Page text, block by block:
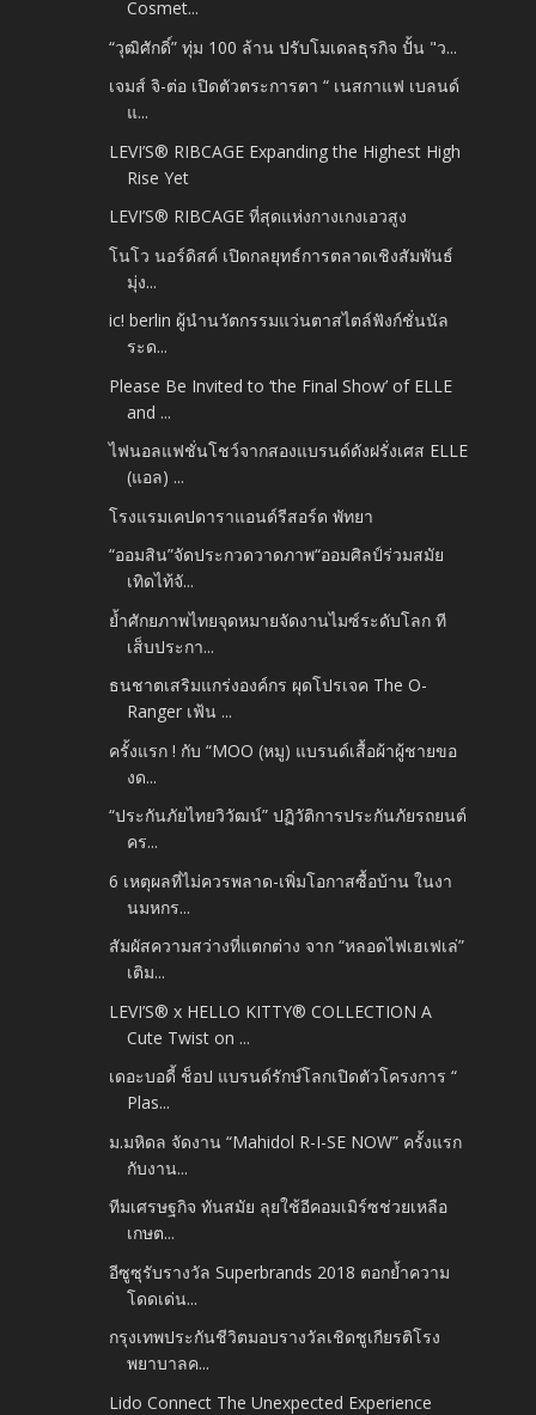
Cosmet...
“วุฒิศักดิ์” ทุ่ม 100 ล้าน ปรับโมเดลธุรกิจ ปั้น "ว...
เจมส์ จิ-ต่อ เปิดตัวตระการตา “ เนสกาแฟ เบลนด์
แ...
LEVI’S® RIBCAGE Expanding the Highest High
Rise Yet
LEVI’S® RIBCAGE ที่สุดแห่งกางเกงเอวสูง
โนโว นอร์ดิสค์ เปิดกลยุทธ์การตลาดเชิงสัมพันธ์
มุ่ง...
ic! berlin ผู้นำนวัตกรรมแว่นตาสไตล์ฟังก์ชั่นนัล
ระด...
Please Be Invited to ‘the Final Show’ of ELLE
and ...
ไฟนอลแฟชั่นโชว์จากสองแบรนด์ดังฝรั่งเศส ELLE
(แอล) ...
โรงแรมเคปดาราแอนด์รีสอร์ด พัทยา
“ออมสิน”จัดประกวดวาดภาพ“ออมศิลป์ร่วมสมัย
เทิดไท้จั...
ย้ำศักยภาพไทยจุดหมายจัดงานไมซ์ระดับโลก ที
เส็บประกา...
ธนชาตเสริมแกร่งองค์กร ผุดโปรเจค The O-
Ranger เฟ้น ...
ครั้งแรก ! กับ “MOO (หมู) แบรนด์เสื้อผ้าผู้ชายขอ
งด...
“ประกันภัยไทยวิวัฒน์” ปฏิวัติการประกันภัยรถยนต์
คร...
6 เหตุผลที่ไม่ควรพลาด-เพิ่มโอกาสซื้อบ้าน ในงา
นมหกร...
สัมผัสความสว่างที่แตกต่าง จาก “หลอดไฟเฮเฟเล่”
เติม...
LEVI’S® x HELLO KITTY® COLLECTION A
Cute Twist on ...
เดอะบอดี้ ช็อป แบรนด์รักษ์โลกเปิดตัวโครงการ “
Plas...
ม.มหิดล จัดงาน “Mahidol R-I-SE NOW” ครั้งแรก
กับงาน...
ทีมเศรษฐกิจ ทันสมัย ลุยใช้อีคอมเมิร์ซช่วยเหลือ
เกษต...
อีซูซุรับรางวัล Superbrands 2018 ตอกย้ำความ
โดดเด่น...
กรุงเทพประกันชีวิตมอบรางวัลเชิดชูเกียรติโรง
พยาบาลค...
Lido Connect The Unexpected Experience